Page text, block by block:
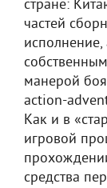
стране:
частей
манерой
action-
Как и в
игровой
средства